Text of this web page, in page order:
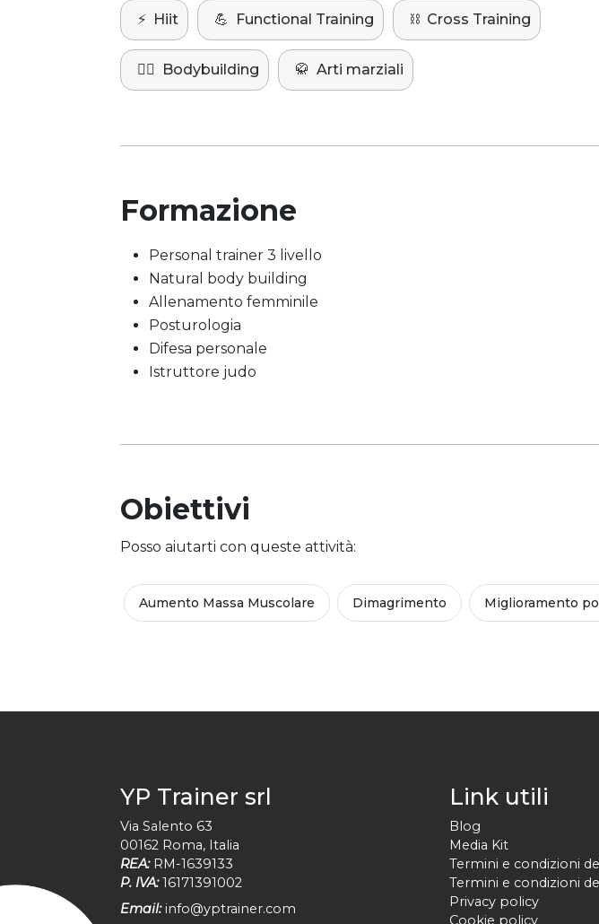
⚡️ Hiit 💪 Functional Training ⛓️ Cross Training
🏋️‍♀️ Bodybuilding 🥋 Arti marziali
Formazione
Personal trainer 3 livello
Natural body building
Allenamento femminile
Posturologia
Difesa personale
Istruttore judo
Obiettivi
Posso aiutarti con queste attività:
Aumento Massa Muscolare Dimagrimento Miglioramento
YP Trainer srl
Via Salento 63
00162 Roma, Italia
REA: RM-1639133
P. IVA: 16171391002
Email: info@yptrainer.com
Link utili
Blog
Media Kit
Termini e condizioni
Termini e condizioni
Privacy policy
Cookie policy